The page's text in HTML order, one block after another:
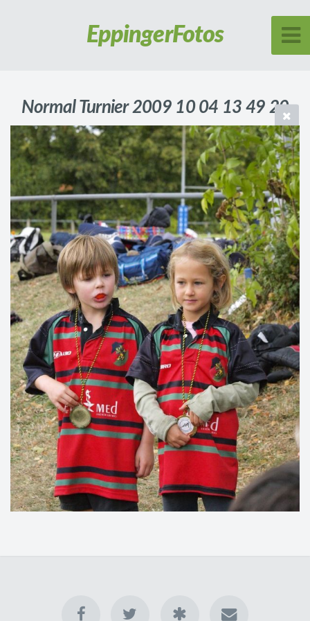
EppingerFotos
Normal Turnier 2009 10 04 13 49 20